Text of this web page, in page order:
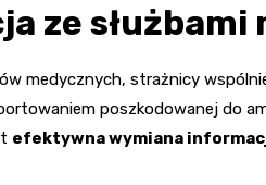
ze służbami
medycznych, strażnicy
poszkodowanej do
efektywna wymiana